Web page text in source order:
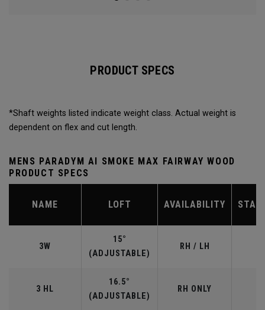
PRODUCT SPECS
*Shaft weights listed indicate weight class. Actual weight is
dependent on flex and cut length.
MENS PARADYM AI SMOKE MAX FAIRWAY WOOD
PRODUCT SPECS
NAME LOFT AVAILABILITY
3W
15°
(ADJUSTABLE)
RH / LH
3 HL
16.5°
(ADJUSTABLE)
RH ONLY